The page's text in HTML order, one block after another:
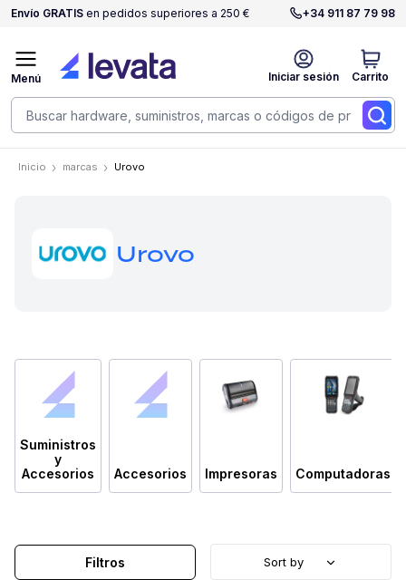
Envío GRATIS en pedidos superiores a 250 € +34 911 87 79 98
Iniciar sesión Carrito
Menú
Inicio marcas Urovo
Urovo
Suministros
y
Accesorios
Accesorios Impresoras Computadoras
Filtros Sort by